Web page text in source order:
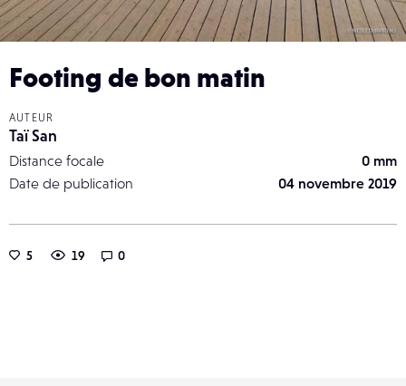
Footing de bon matin
AUTEUR
Taï San
Distance focale
0 mm
Date de publication
04 novembre 2019
5 19 0